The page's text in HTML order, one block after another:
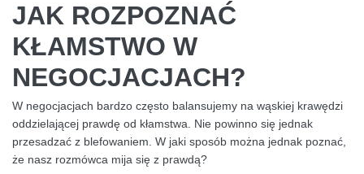
JAK ROZPOZNAĆ
KŁAMSTWO W
NEGOCJACJACH?
W negocjacjach bardzo często balansujemy na wąskiej krawędzi
oddzielającej prawdę od kłamstwa. Nie powinno się jednak
przesadzać z blefowaniem. W jaki sposób można jednak poznać,
że nasz rozmówca mija się z prawdą?